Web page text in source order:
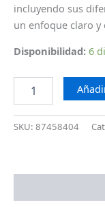
incluyendo sus
un enfoque claro y
Disponibilidad: 6
SKU: 87458404